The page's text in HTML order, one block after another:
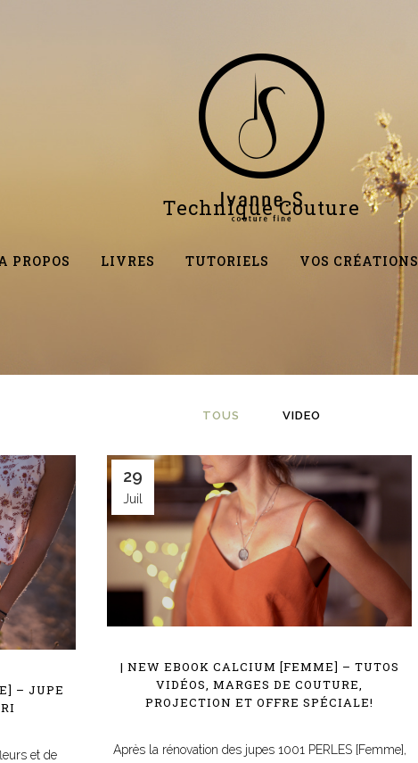
PROPOS LIVRES TUTORIELS VOS CRÉATIONS
Technique Couture
TOUS VIDEO
– JUPE
et de
29
Juil
| NEW EBOOK CALCIUM [FEMME] – TUTOS
VIDÉOS, MARGES DE COUTURE,
PROJECTION ET OFFRE SPÉCIALE!
Après la rénovation des jupes 1001 PERLES [Femme],